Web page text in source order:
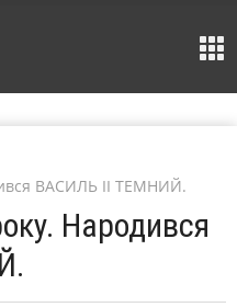
ВАСИЛЬ II ТЕМНИЙ.
Народився